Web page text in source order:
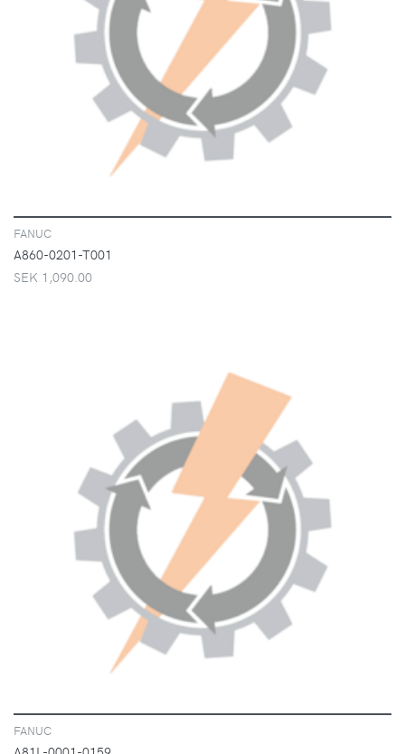
FANUC
A860-0201-T001
SEK 1,090.00
FANUC